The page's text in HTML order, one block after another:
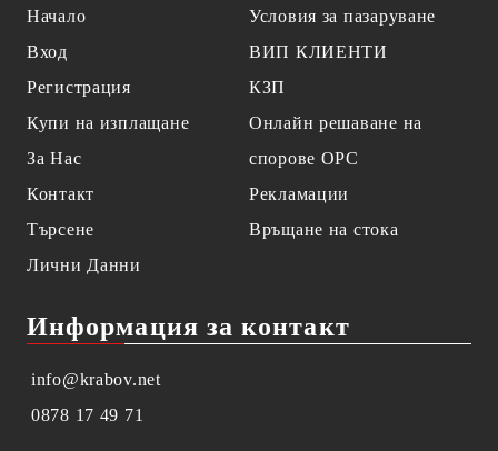
Начало
Вход
Регистрация
Купи на изплащане
За Нас
Контакт
Търсене
Лични Данни
Условия за пазаруване
ВИП КЛИЕНТИ
КЗП
Онлайн решаване на
спорове OPC
Рекламации
Връщане на стока
Информация за контакт
info@krabov.net
0878 17 49 71